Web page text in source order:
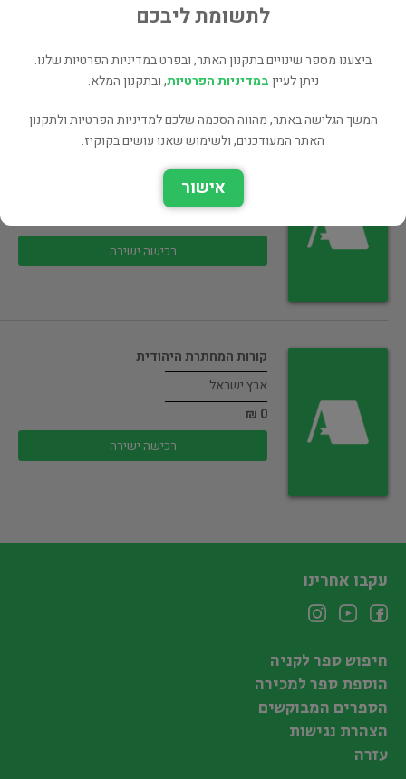
רכישה ישירה
היסטוריה
רכישה ישירה
קורות המחתרת היהודית
ארץ ישראל
0 ₪
רכישה ישירה
לתשומת ליבכם
ביצענו מספר שינויים בתקנון האתר, ובפרט במדיניות הפרטיות שלנו.
ניתן לעייןבמדיניות הפרטיות, ובתקנון המלא.
המשך הגלישה באתר, מהווה הסכמה שלכם למדיניות הפרטיות ולתקנון
האתר המעודכנים, ולשימוש שאנו עושים בקוקיז.
אישור
עקבו אחרינו
חיפוש ספר לקניה
הוספת ספר למכירה
הספרים המבוקשים
הצהרת נגישות
עזרה